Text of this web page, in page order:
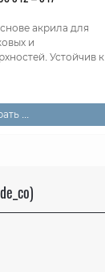
акрила для
и
Устойчив к
...